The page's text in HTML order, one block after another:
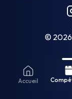
Accueil
© 2026